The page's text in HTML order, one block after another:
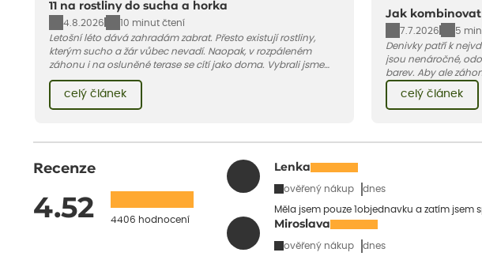
11 na rostliny do sucha a horka
4.8.2026
10 minut čtení
Letošní léto dává zahradám zabrat. Přesto existují rostliny,
kterým sucho a žár vůbec nevadí. Naopak, v rozpáleném
záhonu i na osluněné terase se cítí jako doma. Vybrali jsme
pro vás 11 tipů na odolné druhy, které zvládnou horké a suché
léto bez pravidelné zálivky. Pojďme se podívat, které to jsou.
celý článek
Jak
7.7.2026
5
Denivky patří k
jsou nenáročné,
barev. Aby ale
doplnit vhodnými
jakými trvalkami a
celý článek
Recenze
4.52 4406 hodnocení
Lenka
ověřený nákup dnes
Měla jsem pouze 1objednavku a zatím jsem
Miroslava
ověřený nákup dnes